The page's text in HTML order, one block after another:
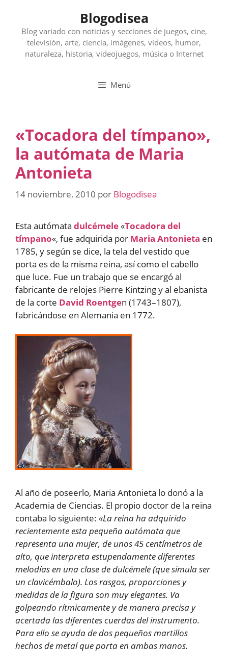
contenido
Blogodisea
Blog variado con noticias y secciones de juegos, cine,
televisión, arte, ciencia, imágenes, videos, humor,
naturaleza, historia, videojuegos, música o Internet
Menú
«Tocadora del tímpano»,
la autómata de Maria
Antonieta
14 noviembre, 2010 por Blogodisea
Esta autómata dulcémele«Tocadora del
tímpano«, fue adquirida por Maria Antonieta en
1785, y según se dice, la tela del vestido que
porta es de la misma reina, así como el cabello
que luce. Fue un trabajo que se encargó al
fabricante de relojes Pierre Kintzing y al ebanista
de la corte David Roentgen (1743–1807),
fabricándose en Alemania en 1772.
Al año de poseerlo, Maria Antonieta lo donó a la
Academia de Ciencias. El propio doctor de la reina
contaba lo siguiente: «La reina ha adquirido
recientemente esta pequeña autómata que
representa una mujer, de unos 45 centímetros de
alto, que interpreta estupendamente diferentes
melodías en una clase de dulcémele (que simula ser
un clavicémbalo). Los rasgos, proporciones y
medidas de la figura son muy elegantes. Va
golpeando rítmicamente y de manera precisa y
acertada las diferentes cuerdas del instrumento.
Para ello se ayuda de dos pequeños martillos
hechos de metal que porta en ambas manos.